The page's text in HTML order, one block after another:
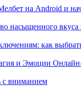
на Android и
насыщенного
как
и Эмоции
с вниманием